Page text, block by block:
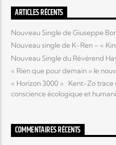
Elyon Live
Elyon Kids
ARTICLES RÉCENTS
Nouveau Single de Giuseppe
Nouveau single de K-Ren – «
Nouveau Single du Révérend
« Rien que pour demain » le
« Horizon 3000 » : Kent-Zo
conscience écologique et
COMMENTAIRES RÉCENTS